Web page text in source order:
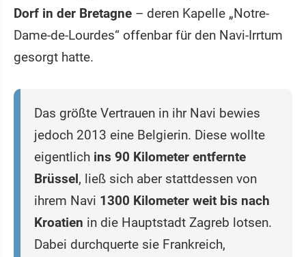
Dorf in der Bretagne – deren Kapelle „Notre-
Dame-de-Lourdes“ offenbar für den Navi-Irrtum
gesorgt hatte.
Das größte Vertrauen in ihr Navi bewies
jedoch 2013 eine Belgierin. Diese wollte
eigentlich ins 90 Kilometer entfernte
Brüssel, ließ sich aber stattdessen von
ihrem Navi 1300 Kilometer weit bis nach
Kroatien in die Hauptstadt Zagreb lotsen.
Dabei durchquerte sie Frankreich,